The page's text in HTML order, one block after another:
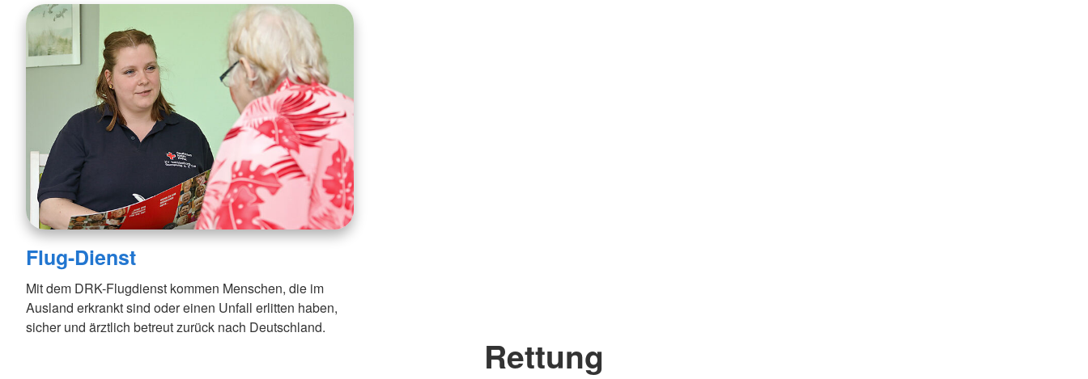
Flug-Dienst
Mit dem DRK-Flugdienst kommen Menschen, die im
Ausland erkrankt sind oder einen Unfall erlitten haben,
sicher und ärztlich betreut zurück nach Deutschland.
Rettung